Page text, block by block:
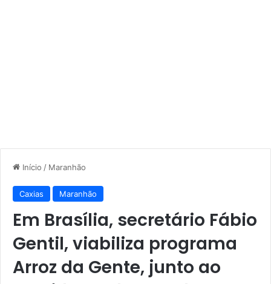
Início / Maranhão
Caxias Maranhão
Em Brasília, secretário Fábio
Gentil, viabiliza programa
Arroz da Gente, junto ao